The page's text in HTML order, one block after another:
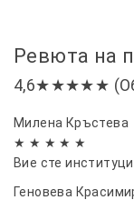
Ревюта на
4,6★★★★★
Милена Кръстева
★ ★ ★ ★ ★
Вие сте
Геновева